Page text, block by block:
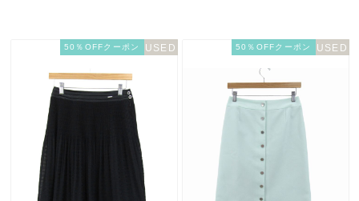
50％OFFクーポン 50％OFFクーポン